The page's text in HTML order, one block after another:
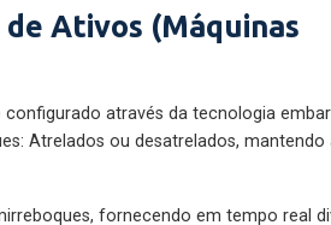
Ativos (Máquinas
através da tecnologia
Atrelados ou desatrelados, mantendo
fornecendo em tempo real